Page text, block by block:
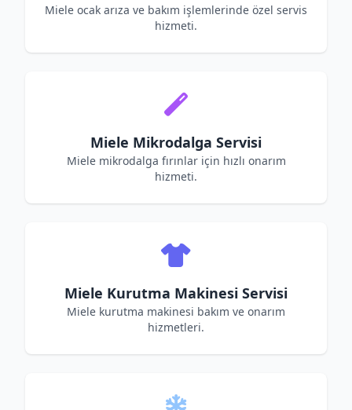
Miele ocak arıza ve bakım işlemlerinde özel servis
hizmeti.
Miele Mikrodalga Servisi
Miele mikrodalga fırınlar için hızlı onarım
hizmeti.
Miele Kurutma Makinesi Servisi
Miele kurutma makinesi bakım ve onarım
hizmetleri.